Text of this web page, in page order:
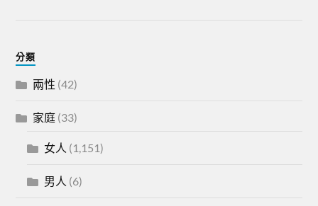
分類
兩性 (42)
家庭 (33)
女人 (1,151)
男人 (6)